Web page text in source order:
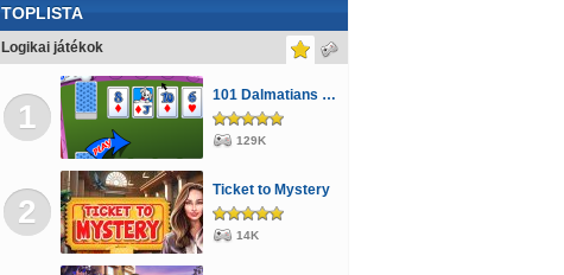
TOPLISTA
Logikai játékok
1
101 Dalmatians Card Battles
129K
2
Ticket to Mystery
14K